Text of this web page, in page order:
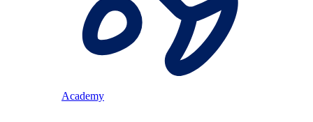
Academy